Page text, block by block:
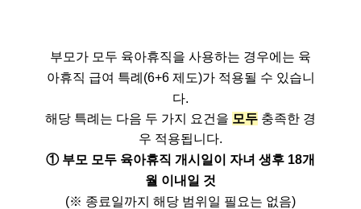
부모가 모두 육아휴직을 사용하는 경우에는 육
아휴직 급여 특례(6+6 제도)가 적용될 수 있습니
다.
해당 특례는 다음 두 가지 요건을 모두 충족한 경
우 적용됩니다.
① 부모 모두 육아휴직 개시일이 자녀 생후 18개
월 이내일 것
(※ 종료일까지 해당 범위일 필요는 없음)